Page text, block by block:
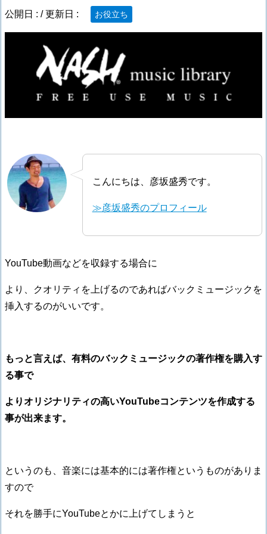
公開日 : / 更新日 : お役立ち
こんにちは、彦坂盛秀です。
≫彦坂盛秀のプロフィール
YouTube動画などを収録する場合に
より、クオリティを上げるのであればバックミュージックを
挿入するのがいいです。
もっと言えば、有料のバックミュージックの著作権を購入す
る事で
よりオリジナリティの高いYouTubeコンテンツを作成する
事が出来ます。
というのも、音楽には基本的には著作権というものがありま
すので
それを勝手にYouTubeとかに上げてしまうと